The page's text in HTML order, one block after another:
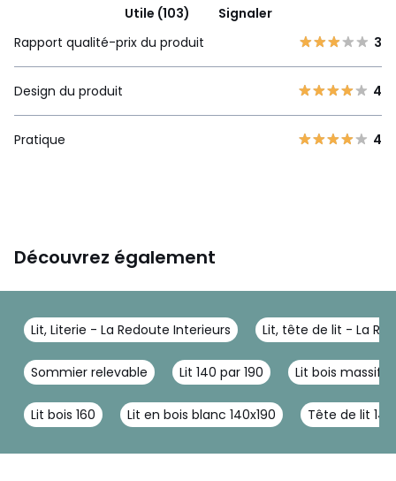
Utile (103)
Signaler
Rapport qualité-prix du produit
3
Design du produit 4
Pratique 4
Découvrez également
Lit, Literie - La Redoute Interieurs Lit, tête de lit - La
Sommier relevable Lit 140 par 190 Lit bois massif
Lit bois 160 Lit en bois blanc 140x190 Tête de lit